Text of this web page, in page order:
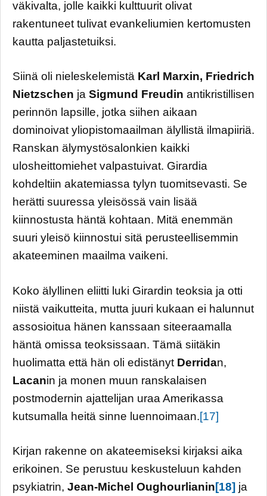
väkivalta, jolle kaikki kulttuurit olivat
rakentuneet tulivat evankeliumien kertomusten
kautta paljastetuiksi.
Siinä oli nieleskelemistä Karl Marxin, Friedrich
Nietzschen ja Sigmund Freudin antikristillisen
perinnön lapsille, jotka siihen aikaan
dominoivat yliopistomaailman älyllistä ilmapiiriä.
Ranskan älymystösalonkien kaikki
ulosheittomiehet valpastuivat. Girardia
kohdeltiin akatemiassa tylyn tuomitsevasti. Se
herätti suuressa yleisössä vain lisää
kiinnostusta häntä kohtaan. Mitä enemmän
suuri yleisö kiinnostui sitä perusteellisemmin
akateeminen maailma vaikeni.
Koko älyllinen eliitti luki Girardin teoksia ja otti
niistä vaikutteita, mutta juuri kukaan ei halunnut
assosioitua hänen kanssaan siteeraamalla
häntä omissa teoksissaan. Tämä siitäkin
huolimatta että hän oli edistänyt Derridan,
Lacanin ja monen muun ranskalaisen
postmodernin ajattelijan uraa Amerikassa
kutsumalla heitä sinne luennoimaan.[17]
Kirjan rakenne on akateemiseksi kirjaksi aika
erikoinen. Se perustuu keskusteluun kahden
psykiatrin, Jean-Michel Oughourlianin[18] ja